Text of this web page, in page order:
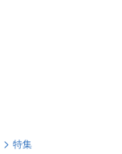
特集